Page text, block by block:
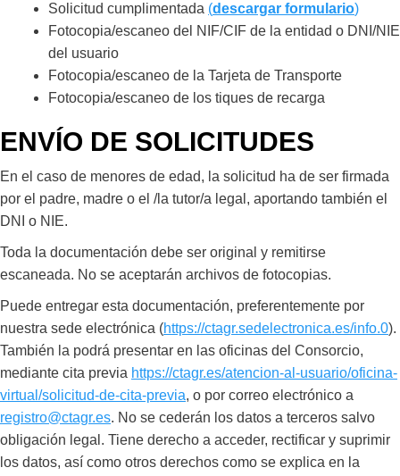
Solicitud cumplimentada (descargar formulario)
Fotocopia/escaneo del NIF/CIF de la entidad o DNI/NIE
del usuario
Fotocopia/escaneo de la Tarjeta de Transporte
Fotocopia/escaneo de los tiques de recarga
ENVÍO DE SOLICITUDES
En el caso de menores de edad, la solicitud ha de ser firmada
por el padre, madre o el /la tutor/a legal, aportando también el
DNI o NIE.
Toda la documentación debe ser original y remitirse
escaneada. No se aceptarán archivos de fotocopias.
Puede entregar esta documentación, preferentemente por
nuestra sede electrónica (https://ctagr.sedelectronica.es/info.0).
También la podrá presentar en las oficinas del Consorcio,
mediante cita previa https://ctagr.es/atencion-al-usuario/oficina-
virtual/solicitud-de-cita-previa, o por correo electrónico a
registro@ctagr.es. No se cederán los datos a terceros salvo
obligación legal. Tiene derecho a acceder, rectificar y suprimir
los datos, así como otros derechos como se explica en la